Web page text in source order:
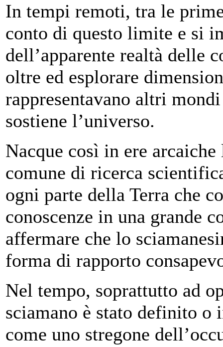
In tempi remoti, tra le
conto di questo limite e si
dell’apparente realtà delle
oltre ed esplorare
rappresentavano altri
sostiene l’universo.
Nacque così in ere
comune di ricerca
ogni parte della Terra che
conoscenze in una grande
affermare che lo
forma di rapporto
Nel tempo, soprattutto ad
sciamano è stato definito o
come uno stregone